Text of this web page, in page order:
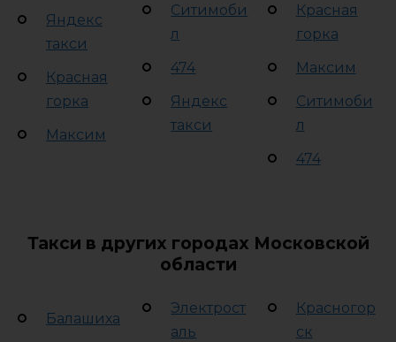
Яндекс
такси
Красная
горка
Максим
Ситимоби
л
474
Яндекс
такси
Красная
горка
Максим
Ситимоби
л
474
Такси в других городах Московской
области
Балашиха
Электрост
аль
Красногор
ск